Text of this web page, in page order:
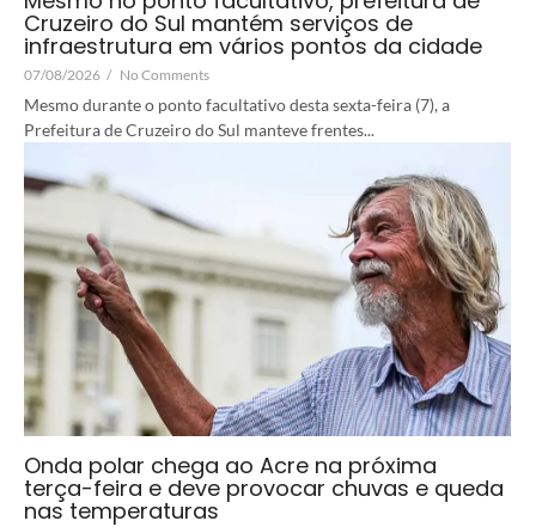
Cruzeiro do Sul mantém serviços de
infraestrutura em vários pontos da cidade
07/08/2026 / No Comments
Mesmo durante o ponto facultativo desta sexta-feira (7), a
Prefeitura de Cruzeiro do Sul manteve frentes...
Onda polar chega ao Acre na próxima
terça-feira e deve provocar chuvas e queda
nas temperaturas